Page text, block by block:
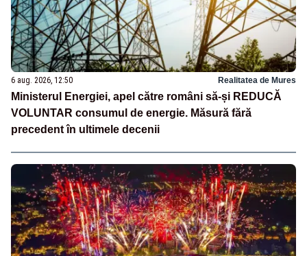
6 aug. 2026, 12:50 Realitatea de Mures
Ministerul Energiei, apel către români să-și REDUCĂ
VOLUNTAR consumul de energie. Măsură fără
precedent în ultimele decenii